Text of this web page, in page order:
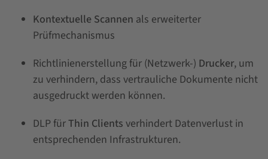
Kontextuelle Scannen als erweiterter
Prüfmechanismus
Richtlinienerstellung für (Netzwerk-) Drucker, um
zu verhindern, dass vertrauliche Dokumente nicht
ausgedruckt werden können.
DLP fürThin Clients verhindert Datenverlust in
entsprechenden Infrastrukturen.